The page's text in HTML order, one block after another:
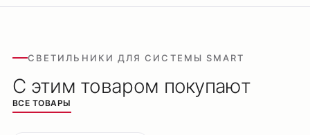
СВЕТИЛЬНИКИ ДЛЯ СИСТЕМЫ SMART
С этим товаром покупают
ВСЕ ТОВАРЫ